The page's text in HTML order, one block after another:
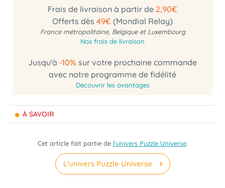
Frais de livraison à partir de 2,90€
Offerts dès 49€ (Mondial Relay)
France métropolitaine, Belgique et Luxembourg
Nos frais de livraison
Jusqu'à -10% sur votre prochaine commande
avec notre programme de fidélité
Découvrir les avantages
À SAVOIR
Cet article fait partie de l'univers Puzzle Universe.
L'univers Puzzle Universe